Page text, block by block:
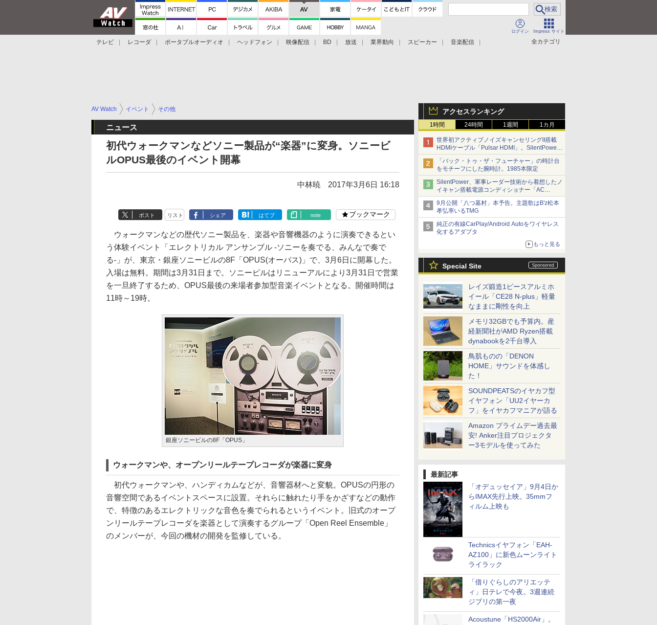
ログイン Impress サイト
全カテゴリ
テレビ レコーダ ポータブルオーディオ ヘッドフォン 映像配信 BD 放送 業界動向 スピーカー
音楽配信
アクセスランキング
1時間 24時間 1週間 1カ月
世界初アクティブノイズキャンセリングII搭載
HDMIケーブル「Pulsar HDMI」。SilentPower
から
「バック・トゥ・ザ・フューチャー」の時計台
をモチーフにした腕時計。1985本限定
SilentPower、軍事レーダー技術から着想したノ
イキャン搭載電源コンディショナー「AC
iPurifier2」
9月公開「八つ墓村」本予告。主題歌はB'z松本
孝弘率いるTMG
純正の有線CarPlay/Android Autoをワイヤレス
化するアダプタ
もっと見る
Special Site
レイズ鍛造1ピースアルミホ
イール「CE28 N-plus」軽量
なままに剛性を向上
メモリ32GBでも予算内。産
経新聞社がAMD Ryzen搭載
dynabookを2千台導入
鳥肌ものの「DENON
HOME」サウンドを体感し
た！
SOUNDPEATSのイヤカフ型
イヤフォン「UU2イヤーカ
フ」をイヤカフマニアが語る
Amazon プライムデー過去最
安! Anker注目プロジェクタ
ー3モデルを使ってみた
最新記事
「オデュッセイア」9月4日か
らIMAX先行上映。35mmフ
ィルム上映も
Technicsイヤフォン「EAH-
AZ100」に新色ムーンライト
ライラック
「借りぐらしのアリエッテ
ィ」日テレで今夜。3週連続
ジブリの第一夜
Acoustune「HS2000Air」。
AV Watch イベント その他
ニュース
初代ウォークマンなどソニー製品が“楽器”に変身。ソニービ
ルOPUS最後のイベント開幕
中林暁 2017年3月6日 16:18
ポスト リスト シェア はてブ note ブックマーク
ウォークマンなどの歴代ソニー製品を、楽器や音響機器のように演奏できるとい
う体験イベント「エレクトリカル アンサンブル -ソニーを奏でる、みんなで奏で
る-」が、東京・銀座ソニービルの8F「OPUS(オーパス)」で、3月6日に開幕した。
入場は無料。期間は3月31日まで。ソニービルはリニューアルにより3月31日で営業
を一旦終了するため、OPUS最後の来場者参加型音楽イベントとなる。開催時間は
11時～19時。
銀座ソニービルの8F「OPUS」
ウォークマンや、オープンリールテープレコーダが楽器に変身
初代ウォークマンや、ハンディカムなどが、音響器材へと変貌。OPUSの円形の
音響空間であるイベントスペースに設置。それらに触れたり手をかざすなどの動作
で、特徴のあるエレクトリックな音色を奏でられるというイベント。旧式のオープ
ンリールテープレコーダを楽器として演奏するグループ「Open Reel Ensemble」
のメンバーが、今回の機材の開発を監修している。